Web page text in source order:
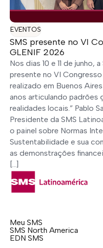
EVENTOS
SMS presente no VI
GLENIF 2026
Nos dias 10 e 11 de junho,
presente no VI
realizado em Buenos Aires
anos articulando padrões
realidades locais.” Pablo
Presidente da SMS
o painel sobre Normas
Sustentabilidade e sua
as demonstrações
[…]
Meu SMS
SMS North America
EDN SMS